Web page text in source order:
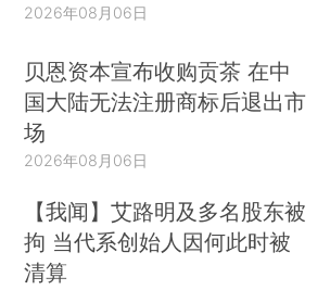
2026年08月06日
贝恩资本宣布收购贡茶 在中
国大陆无法注册商标后退出市
场
2026年08月06日
【我闻】艾路明及多名股东被
拘 当代系创始人因何此时被
清算